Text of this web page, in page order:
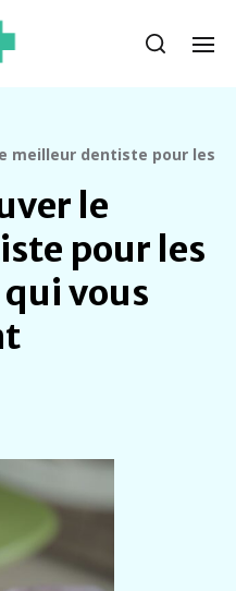
meilleur dentiste pour les
le
pour les
vous